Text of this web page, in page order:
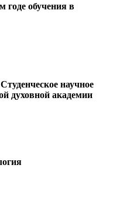
годе обучения в
научное
духовной академии